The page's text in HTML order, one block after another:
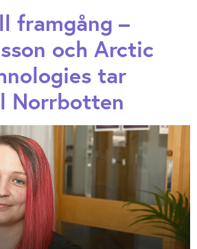
framgång –
och Arctic
tar
Norrbotten